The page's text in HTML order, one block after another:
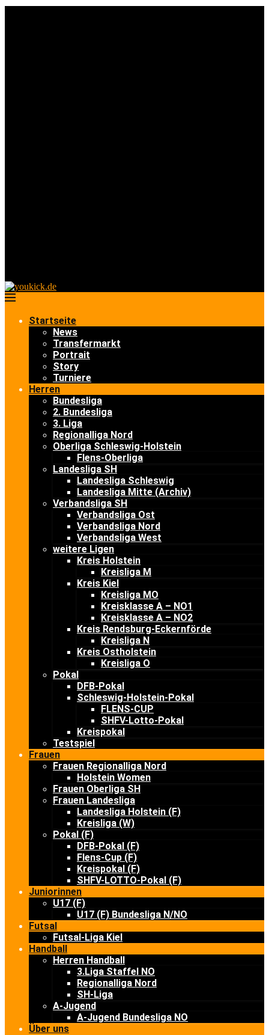
Startseite
News
Transfermarkt
Portrait
Story
Turniere
Herren
Bundesliga
2. Bundesliga
3. Liga
Regionalliga Nord
Oberliga Schleswig-Holstein
Flens-Oberliga
Landesliga SH
Landesliga Schleswig
Landesliga Mitte (Archiv)
Verbandsliga SH
Verbandsliga Ost
Verbandsliga Nord
Verbandsliga West
weitere Ligen
Kreis Holstein
Kreisliga M
Kreis Kiel
Kreisliga MO
Kreisklasse A – NO1
Kreisklasse A – NO2
Kreis Rendsburg-Eckernförde
Kreisliga N
Kreis Ostholstein
Kreisliga O
Pokal
DFB-Pokal
Schleswig-Holstein-Pokal
FLENS-CUP
SHFV-Lotto-Pokal
Kreispokal
Testspiel
Frauen
Frauen Regionalliga Nord
Holstein Women
Frauen Oberliga SH
Frauen Landesliga
Landesliga Holstein (F)
Kreisliga (W)
Pokal (F)
DFB-Pokal (F)
Flens-Cup (F)
Kreispokal (F)
SHFV-LOTTO-Pokal (F)
Juniorinnen
U17 (F)
U17 (F) Bundesliga N/NO
Futsal
Futsal-Liga Kiel
Handball
Herren Handball
3.Liga Staffel NO
Regionalliga Nord
SH-Liga
A-Jugend
A-Jugend Bundesliga NO
Über uns